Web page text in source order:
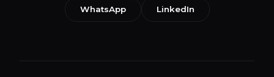
WhatsApp LinkedIn